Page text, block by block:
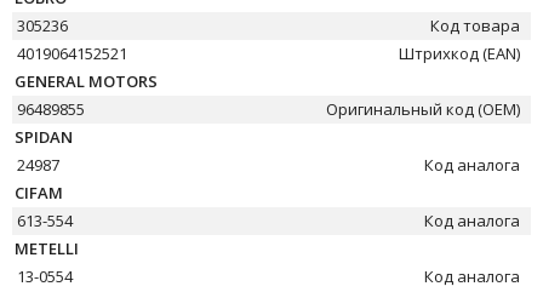
305236
Код товара
4019064152521
Штрихкод (EAN)
GENERAL MOTORS
96489855
Оригинальный код (OEM)
SPIDAN
24987
Код аналога
CIFAM
613-554
Код аналога
METELLI
13-0554
Код аналога